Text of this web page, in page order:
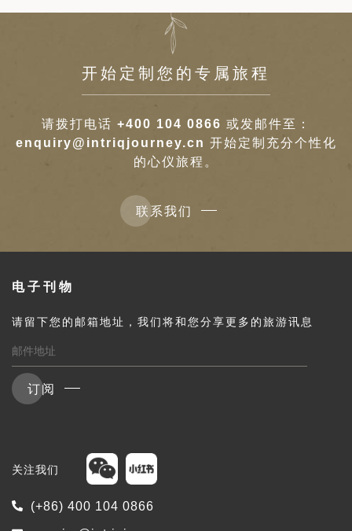
开始定制您的专属旅程
请拨打电话 +400 104 0866 或发邮件至：
enquiry@intriqjourney.cn 开始定制充分个性化
的心仪旅程。
联系我们
电子刊物
请留下您的邮箱地址，我们将和您分享更多的旅游讯息
订阅
关注我们
(+86) 400 104 0866